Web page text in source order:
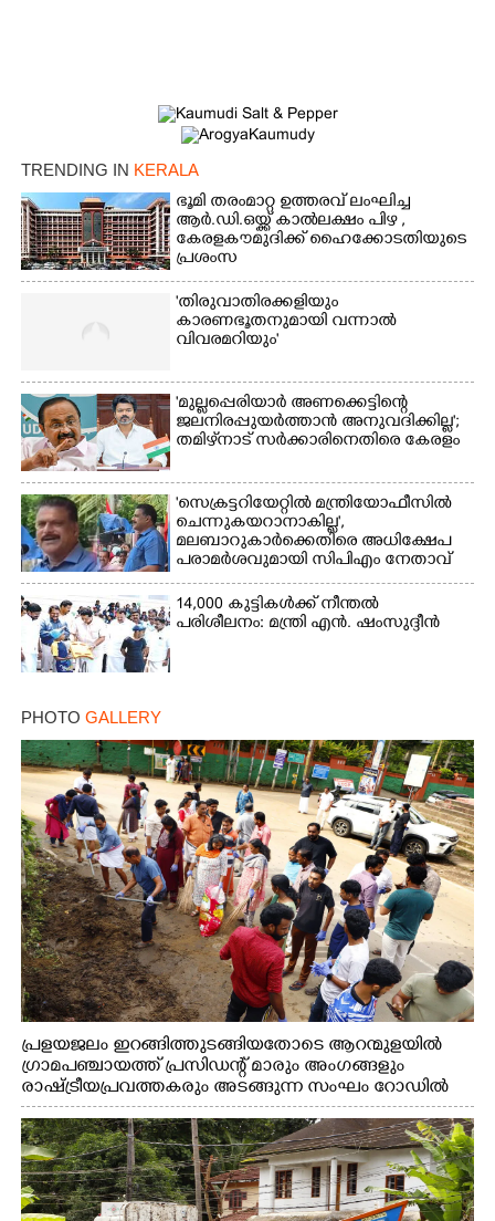
TRENDING IN KERALA
ഭൂമി തരംമാറ്റ ഉത്തരവ് ലംഘിച്ച
ആർ.ഡി.ഒയ്ക്ക് കാൽലക്ഷം പിഴ ,​
കേരളകൗമുദിക്ക് ഹൈക്കോടതിയുടെ
പ്രശംസ
'തിരുവാതിരക്കളിയും
കാരണഭൂതനുമായി വന്നാൽ
വിവരമറിയും '
'മുല്ലപ്പെരിയാർ അണക്കെട്ടിന്റെ
ജലനിരപ്പുയർത്താൻ അനുവദിക്കില്ല';
തമിഴ്‌നാട് സർക്കാരിനെതിരെ കേരളം
'സെക്രട്ടറിയേറ്റിൽ മന്ത്രിയോഫീസിൽ
ചെന്നുകയറാനാകില്ല',
മലബാറുകാർക്കെതിരെ അധിക്ഷേപ
പരാമർശവുമായി സിപിഎം നേതാവ്‌
14,000 കുട്ടികൾക്ക് നീന്തൽ
പരിശീലനം: മന്ത്രി എൻ. ഷംസുദ്ദീൻ
PHOTO GALLERY
പ്രളയജലം ഇറങ്ങിത്തുടങ്ങിയതോടെ ആറന്മുളയിൽ
ഗ്രാമപഞ്ചായത്ത് പ്രസിഡന്റ് മാരും അംഗങ്ങളും
രാഷ്ട്രീയപ്രവത്തകരും അടങ്ങുന്ന സംഘം റോഡിൽ
അടിഞ്ഞ് കൂടിയ ചെളിയും മണ്ണും മറ്റ് മാലിന്യങ്ങളും
നീക്കം ചെയ്യുന്നു.
Share this link
Copy Link